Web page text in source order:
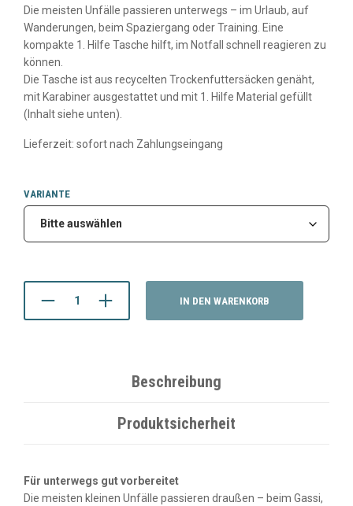
Die meisten Unfälle passieren unterwegs – im Urlaub, auf
Wanderungen, beim Spaziergang oder Training. Eine
kompakte 1. Hilfe Tasche hilft, im Notfall schnell reagieren zu
können.
Die Tasche ist aus recycelten Trockenfuttersäcken genäht,
mit Karabiner ausgestattet und mit 1. Hilfe Material gefüllt
(Inhalt siehe unten).
Lieferzeit: sofort nach Zahlungseingang
VARIANTE
IN DEN WARENKORB
Beschreibung
Produktsicherheit
Für unterwegs gut vorbereitet
Die meisten kleinen Unfälle passieren draußen – beim Gassi,